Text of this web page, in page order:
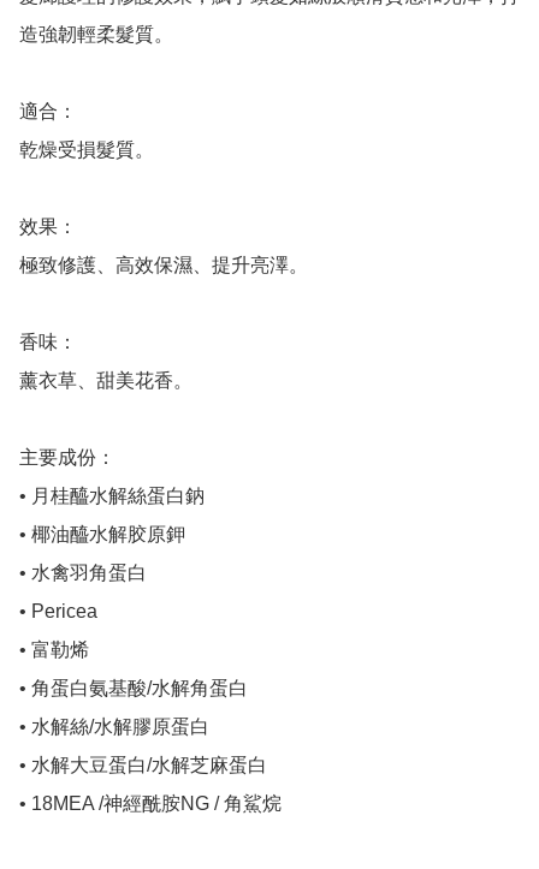
造強韌輕柔髮質。
適合：
乾燥受損髮質。
效果：
極致修護、高效保濕、提升亮澤。
香味：
薰衣草、甜美花香。
主要成份：
• 月桂醯水解絲蛋白鈉
• 椰油醯水解胶原鉀
• 水禽羽角蛋白
• Pericea
• 富勒烯
• 角蛋白氨基酸/水解角蛋白
• 水解絲/水解膠原蛋白
• 水解大豆蛋白/水解芝麻蛋白
• 18MEA /神經酰胺NG / 角鯊烷